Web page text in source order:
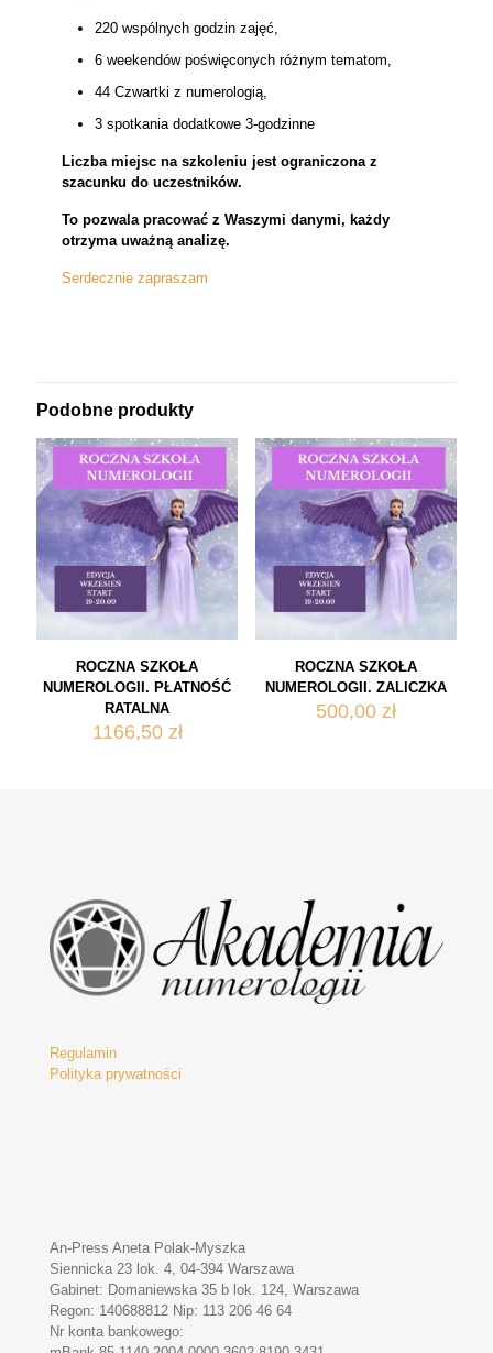
220 wspólnych godzin zajęć,
6 weekendów poświęconych różnym tematom,
44 Czwartki z numerologią,
3 spotkania dodatkowe 3-godzinne
Liczba miejsc na szkoleniu jest ograniczona z
szacunku do uczestników.
To pozwala pracować z Waszymi danymi, każdy
otrzyma uważną analizę.
Serdecznie zapraszam
Podobne produkty
ROCZNA SZKOŁA
NUMEROLOGII. PŁATNOŚĆ
RATALNA
1166,50 zł
ROCZNA SZKOŁA
NUMEROLOGII. ZALICZKA
500,00 zł
Regulamin
Polityka prywatności
An-Press Aneta Polak-Myszka
Siennicka 23 lok. 4, 04-394 Warszawa
Gabinet: Domaniewska 35 b lok. 124, Warszawa
Regon: 140688812 Nip: 113 206 46 64
Nr konta bankowego: